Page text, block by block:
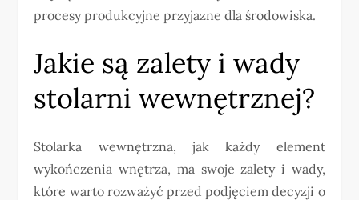
procesy produkcyjne przyjazne dla środowiska.
Jakie są zalety i wady
stolarni wewnętrznej?
Stolarka wewnętrzna, jak każdy element
wykończenia wnętrza, ma swoje zalety i wady,
które warto rozważyć przed podjęciem decyzji o